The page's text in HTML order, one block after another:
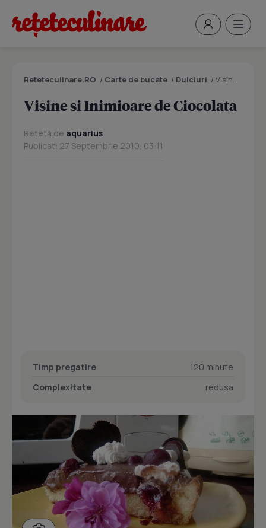
Reteteculinare.RO / Carte de bucate / Dulciuri / Visine si Inimioare de Ciocolata
Visine si Inimioare de Ciocolata
Rețetă de aquarius
Publicat: 27 Septembrie 2010, 03:11
Timp pregatire
120 minute
Complexitate
redusa